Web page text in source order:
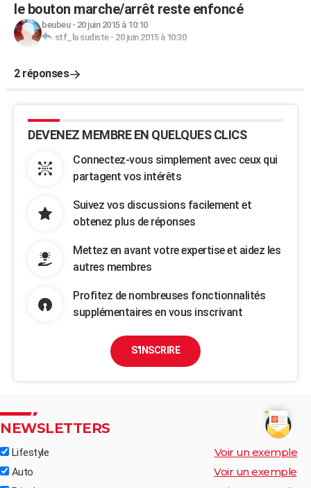
le bouton marche/arrêt reste enfoncé
beubeu- 20 juin 2015 à 10:10
stf_la sudiste- 20 juin 2015 à 10:30
2 réponses
DEVENEZ MEMBRE EN QUELQUES CLICS
Connectez-vous simplement avec ceux qui
partagent vos intérêts
Suivez vos discussions facilement et
obtenez plus de réponses
Mettez en avant votre expertise et aidez les
autres membres
Profitez de nombreuses fonctionnalités
supplémentaires en vous inscrivant
S'INSCRIRE
NEWSLETTERS
Lifestyle Voir un exemple
Auto Voir un exemple